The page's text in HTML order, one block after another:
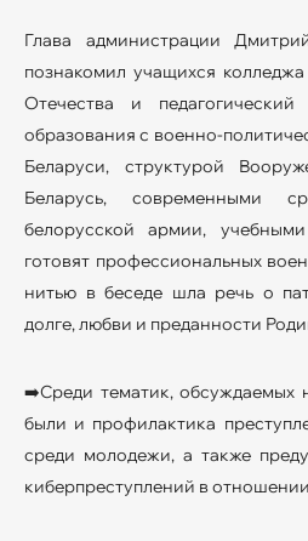
Глава администрации
познакомил учащихся
Отечества и педагогический
образования с военно-
Беларуси, структурой
Беларусь, современными
белорусской армии,
готовят профессиональных
нитью в беседе шла речь о
долге, любви и преданности
➡️Среди тематик, обсуждаемых
были и профилактика
среди молодежи, а также
киберпреступлений в